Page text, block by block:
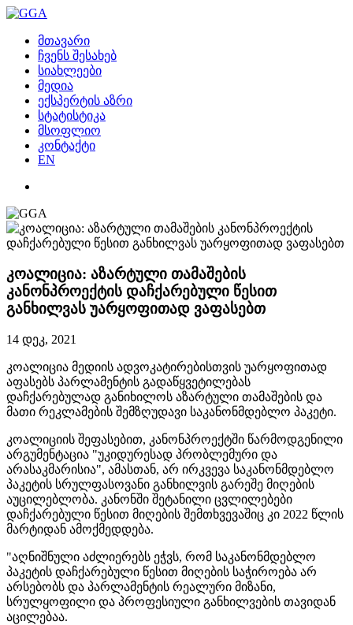
მთავარი
ჩვენს შესახებ
სიახლეები
მედია
ექსპერტის აზრი
სტატისტიკა
მსოფლიო
კონტაქტი
EN
კოალიცია: აზარტული თამაშების
კანონპროექტის დაჩქარებული წესით
განხილვას უარყოფითად ვაფასებთ
14 დეკ, 2021
კოალიცია მედიის ადვოკატირებისთვის უარყოფითად
აფასებს პარლამენტის გადაწყვეტილებას
დაჩქარებულად განიხილოს აზარტული თამაშების და
მათი რეკლამების შემზღუდავი საკანონმდებლო პაკეტი.
კოალიციის შეფასებით, კანონპროექტში წარმოდგენილი
არგუმენტაცია "უკიდურესად პრობლემური და
არასაკმარისია", ამასთან, არ ირკვევა საკანონმდებლო
პაკეტის სრულფასოვანი განხილვის გარეშე მიღების
აუცილებლობა. კანონში შეტანილი ცვლილებები
დაჩქარებული წესით მიღების შემთხვევაშიც კი 2022 წლის
მარტიდან ამოქმედდება.
"აღნიშნული აძლიერებს ეჭვს, რომ საკანონმდებლო
პაკეტის დაჩქარებული წესით მიღების საჭიროება არ
არსებობს და პარლამენტის რეალური მიზანი,
სრულყოფილი და პროფესიული განხილვების თავიდან
აცილებაა.